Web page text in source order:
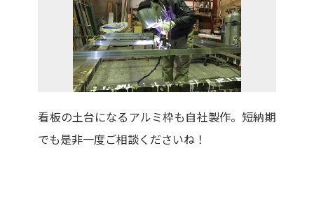
看板の土台になるアルミ枠も自社製作。短納期
でも是非一度ご相談くださいね！